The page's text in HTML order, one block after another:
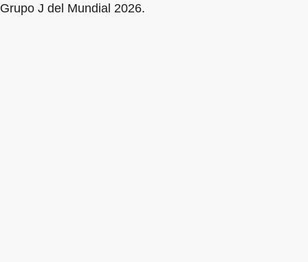
Grupo J del Mundial 2026.